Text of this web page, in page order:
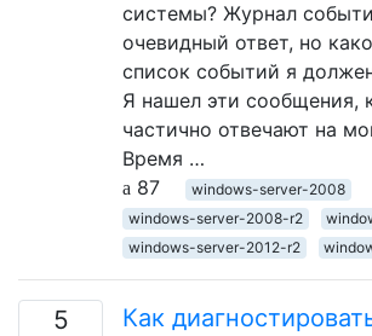
системы? Журнал
очевидный ответ, но
список событий я
Я нашел эти сообщения,
частично отвечают на
Время …
87
windows-server-2008
windows-server-2008-r2
windows-server-2012-r2
5
Как